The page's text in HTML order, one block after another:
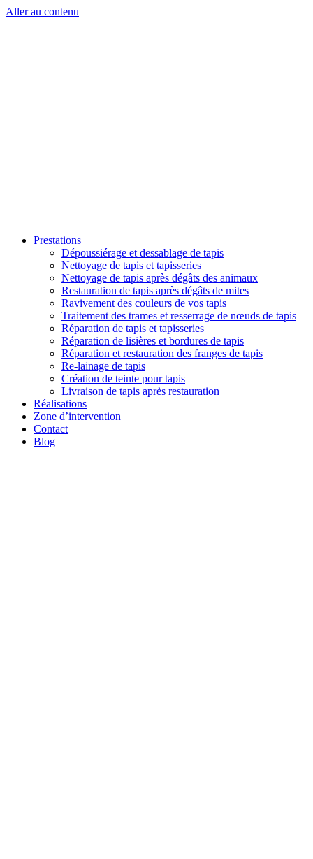
Aller au contenu
Prestations
Dépoussiérage et dessablage de tapis
Nettoyage de tapis et tapisseries
Nettoyage de tapis après dégâts des animaux
Restauration de tapis après dégâts de mites
Ravivement des couleurs de vos tapis
Traitement des trames et resserrage de nœuds de tapis
Réparation de tapis et tapisseries
Réparation de lisières et bordures de tapis
Réparation et restauration des franges de tapis
Re-lainage de tapis
Création de teinte pour tapis
Livraison de tapis après restauration
Réalisations
Zone d’intervention
Contact
Blog